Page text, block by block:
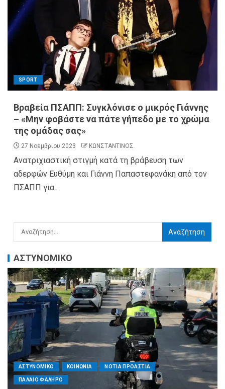
SPORT
Βραβεία ΠΣΑΠΠ: Συγκλόνισε ο μικρός Γιάννης
– «Μην φοβάστε να πάτε γήπεδο με το χρώμα
της ομάδας σας»
27 Νοεμβρίου 2023 ΚΩΝΣΤΑΝΤΙΝΟΣ
Ανατριχιαστική στιγμή κατά τη βράβευση των
αδερφών Ευθύμη και Γιάννη Παπαστεφανάκη από τον
ΠΣΑΠΠ για...
ΑΣΤΥΝΟΜΙΚΟ
ΑΣΤΥΝΟΜΙΚΟ ΚΟΙΝΩΝΙΑ ΝΟΤΙΑ ΠΡΟΑΣΤΙΑ
ΠΑΛΑΙΟ ΦΑΛΗΡΟ